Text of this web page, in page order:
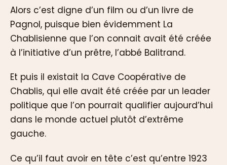
Alors c’est digne d’un film ou d’un livre de
Pagnol, puisque bien évidemment La
Chablisienne que l’on connait avait été créée
à l’initiative d’un prêtre, l’abbé Balitrand.
Et puis il existait la Cave Coopérative de
Chablis, qui elle avait été créée par un leader
politique que l’on pourrait qualifier aujourd’hui
dans le monde actuel plutôt d’extrême
gauche.
Ce qu’il faut avoir en tête c’est qu’entre 1923